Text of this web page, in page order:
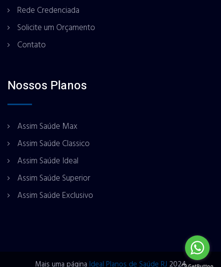
Rede Credenciada
Solicite um Orçamento
Contato
Nossos Planos
Assim Saúde Max
Assim Saúde Classico
Assim Saúde Ideal
Assim Saúde Superior
Assim Saúde Exclusivo
Mais uma página Ideal Planos de Saúde RJ 2024